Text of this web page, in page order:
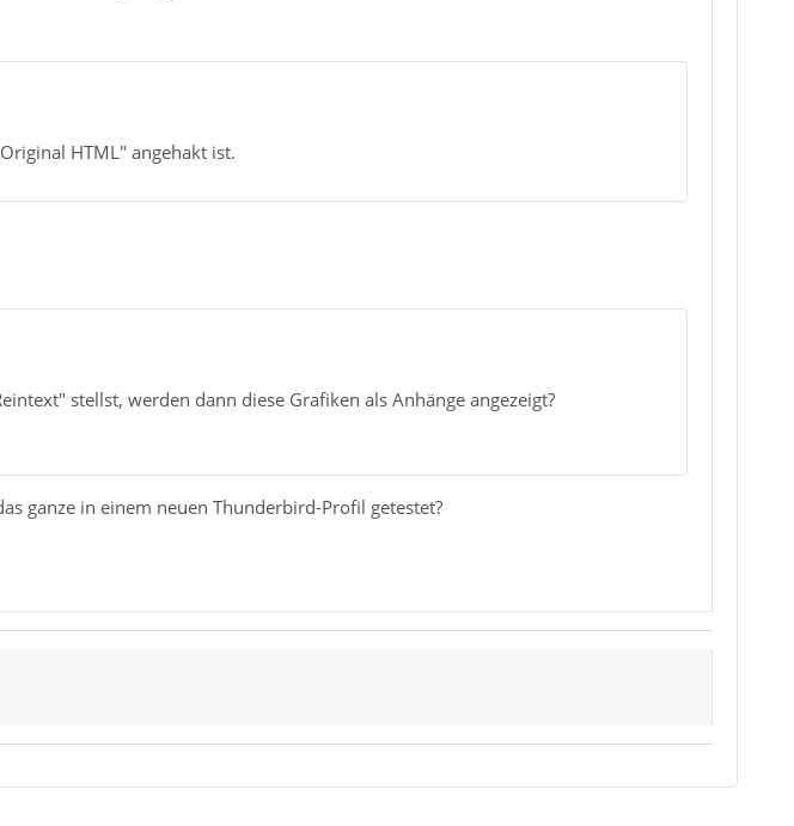
HTML" angehakt ist.
stellst, werden dann diese Grafiken als Anhänge angezeigt?
ganze in einem neuen Thunderbird-Profil getestet?